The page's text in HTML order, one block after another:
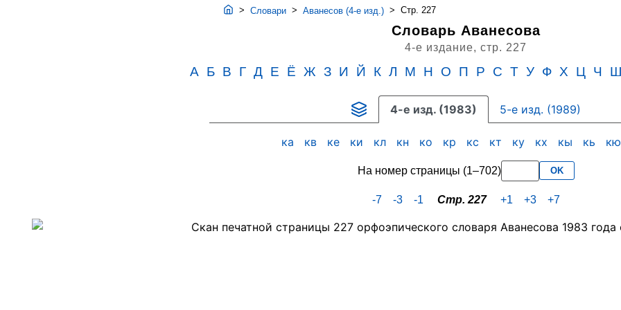
> Словари > Аванесов (4-е изд.) > Стр. 227
Словарь Аванесова
4-е издание, стр. 227
А Б В Г Д Е Ё Ж З И Й К Л М Н О П Р С Т У Ф Х Ц Ч Ш
4-е изд. (1983) 5-е изд. (1989)
ка кв ке ки кл кн ко кр кс кт ку кх кы кь
На номер страницы (1–702) OK
-7 -3 -1 Стр. 227 +1 +3 +7
Скан